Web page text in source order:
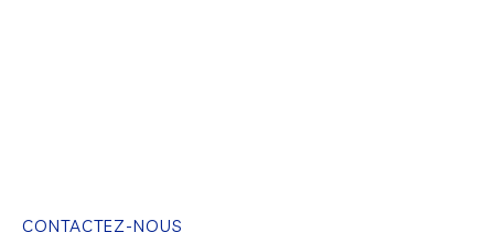
CONTACTEZ-NOUS